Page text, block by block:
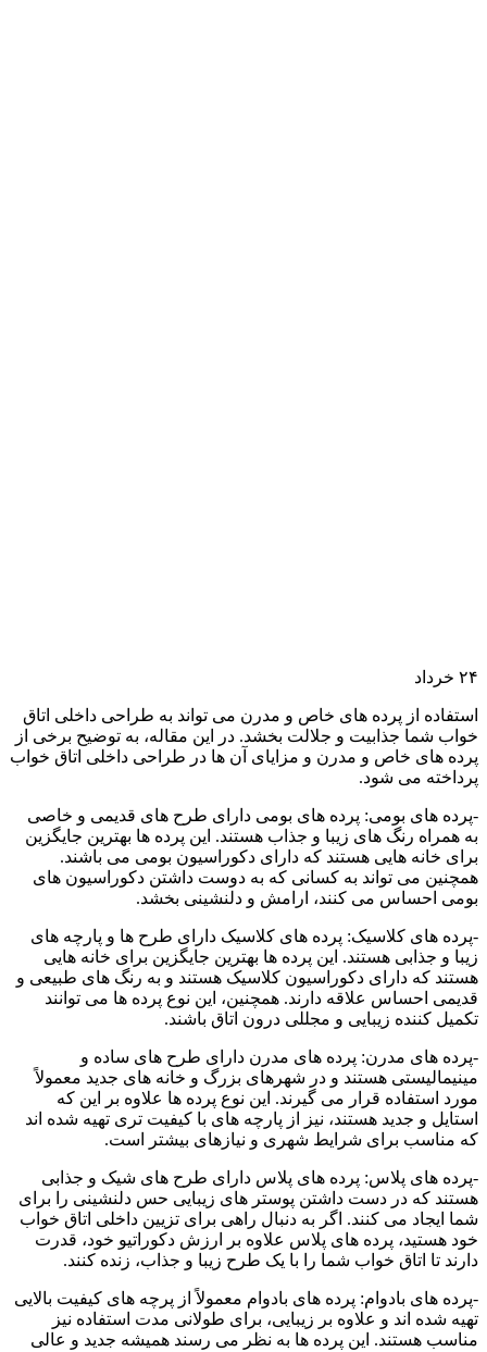
۲۴ خرداد
استفاده از پرده های خاص و مدرن می تواند به طراحی داخلی اتاق
خواب شما جذابیت و جلالت بخشد. در این مقاله، به توضیح برخی از
پرده های خاص و مدرن و مزایای آن ها در طراحی داخلی اتاق خواب
پرداخته می شود.
-پرده های بومی: پرده های بومی دارای طرح های قدیمی و خاصی
به همراه رنگ های زیبا و جذاب هستند. این پرده ها بهترین جایگزین
برای خانه هایی هستند که دارای دکوراسیون بومی می باشند.
همچنین می تواند به کسانی که به دوست داشتن دکوراسیون های
بومی احساس می کنند، ارامش و دلنشینی بخشد.
-پرده های کلاسیک: پرده های کلاسیک دارای طرح ها و پارچه های
زیبا و جذابی هستند. این پرده ها بهترین جایگزین برای خانه هایی
هستند که دارای دکوراسیون کلاسیک هستند و به رنگ های طبیعی و
قدیمی احساس علاقه دارند. همچنین، این نوع پرده ها می توانند
تکمیل کننده زیبایی و مجللی درون اتاق باشند.
-پرده های مدرن: پرده های مدرن دارای طرح های ساده و
مینیمالیستی هستند و در شهرهای بزرگ و خانه های جدید معمولاً
مورد استفاده قرار می گیرند. این نوع پرده ها علاوه بر این که
استایل و جدید هستند، نیز از پارچه های با کیفیت تری تهیه شده اند
که مناسب برای شرایط شهری و نیازهای بیشتر است.
-پرده های پلاس: پرده های پلاس دارای طرح های شیک و جذابی
هستند که در دست داشتن پوستر های زیبایی حس دلنشینی را برای
شما ایجاد می کنند. اگر به دنبال راهی برای تزیین داخلی اتاق خواب
خود هستید، پرده های پلاس علاوه بر ارزش دکوراتیو خود، قدرت
دارند تا اتاق خواب شما را با یک طرح زیبا و جذاب، زنده کنند.
-پرده های بادوام: پرده های بادوام معمولاً از پرچه های کیفیت بالایی
تهیه شده اند و علاوه بر زیبایی، برای طولانی مدت استفاده نیز
مناسب هستند. این پرده ها به نظر می رسند همیشه جدید و عالی